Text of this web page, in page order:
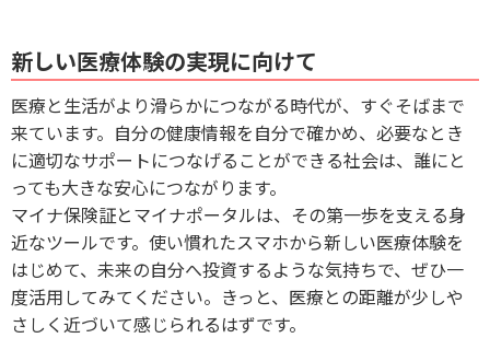
新しい医療体験の実現に向けて
医療と生活がより滑らかにつながる時代が、すぐそばまで
来ています。自分の健康情報を自分で確かめ、必要なとき
に適切なサポートにつなげることができる社会は、誰にと
っても大きな安心につながります。
マイナ保険証とマイナポータルは、その第一歩を支える身
近なツールです。使い慣れたスマホから新しい医療体験を
はじめて、未来の自分へ投資するような気持ちで、ぜひ一
度活用してみてください。きっと、医療との距離が少しや
さしく近づいて感じられるはずです。